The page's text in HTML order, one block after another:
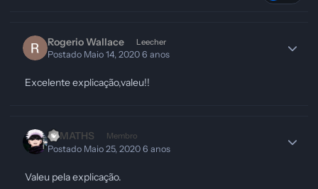
Rogerio Wallace Leecher
Postado Maio 14, 20206 anos
Excelente explicação,valeu!!
ELMATHS Membro
Postado Maio 25, 20206 anos
Valeu pela explicação.